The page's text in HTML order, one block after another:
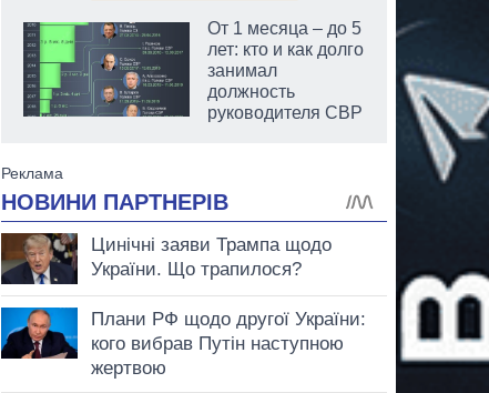
От 1 месяца – до 5
лет: кто и как долго
занимал
должность
руководителя СВР